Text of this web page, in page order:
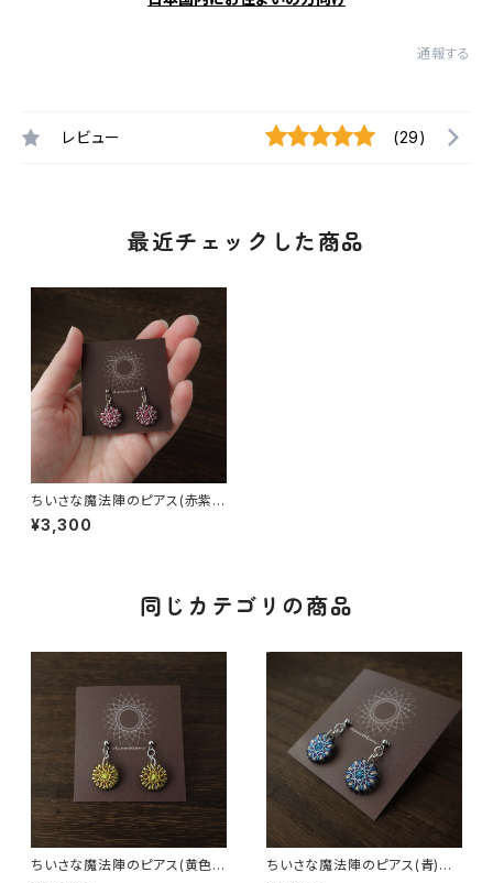
通報する
レビュー (29)
最近チェックした商品
ちいさな魔法陣のピアス(赤紫)
イヤリング / ピアス / ノンホ
ールピアス
¥3,300
同じカテゴリの商品
ちいさな魔法陣のピアス(黄色)
ちいさな魔法陣のピアス(青)